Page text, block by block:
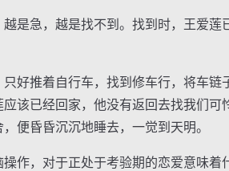
急，越是找不到。找到时，王爱莲
推着自行车，找到修车行，将车链
该已经回家，他没有返回去找我们
便昏昏沉沉地睡去，一觉到天明。
，对于正处于考验期的恋爱意味着